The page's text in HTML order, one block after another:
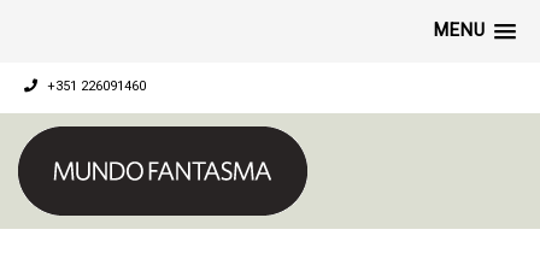
MENU
+351 226091460